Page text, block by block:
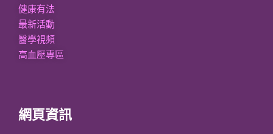
健康有法
最新活動
醫學視頻
高血壓專區
網頁資訊